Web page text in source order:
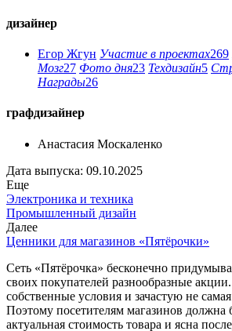
дизайнер
Егор Жгун Участие в проектах269
Мозг27 Фото дня23 Техдизайн5
Награды26
графдизайнер
Анастасия Москаленко
Дата выпуска: 09.10.2025
Еще
Электроника и техника
Промышленный дизайн
Далее
Ценники для магазинов «Пятёрочки»
Сеть «Пятёрочка» бесконечно
своих покупателей разнообразные
собственные условия и зачастую не
Поэтому посетителям магазинов должна
актуальная стоимость товара и ясна